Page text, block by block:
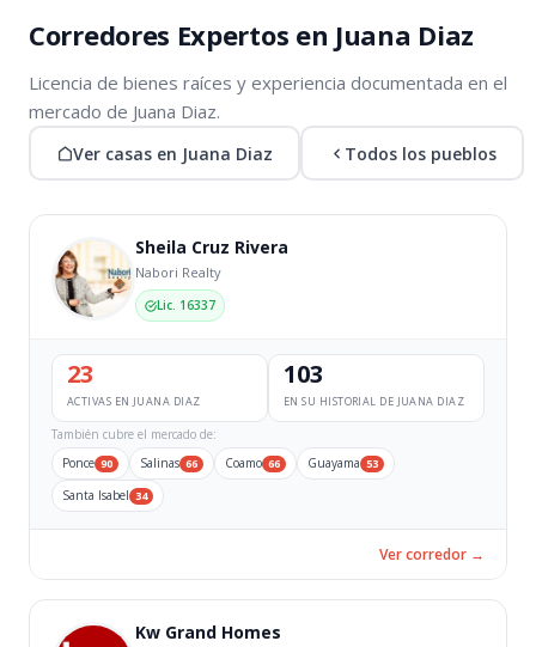
Corredores Expertos en Juana Diaz
Licencia de bienes raíces y experiencia documentada en el
mercado de Juana Diaz.
Ver casas en Juana Diaz Todos los pueblos
Sheila Cruz Rivera
Nabori Realty
Lic. 16337
23
ACTIVAS EN JUANA DIAZ
103
EN SU HISTORIAL DE JUANA DIAZ
También cubre el mercado de:
Ponce 90 Salinas 66 Coamo 66 Guayama 53
Santa Isabel 34
Ver corredor →
Kw Grand Homes